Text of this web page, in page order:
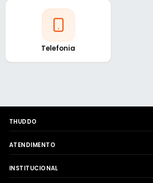
Telefonia
THUDDO
ATENDIMENTO
INSTITUCIONAL